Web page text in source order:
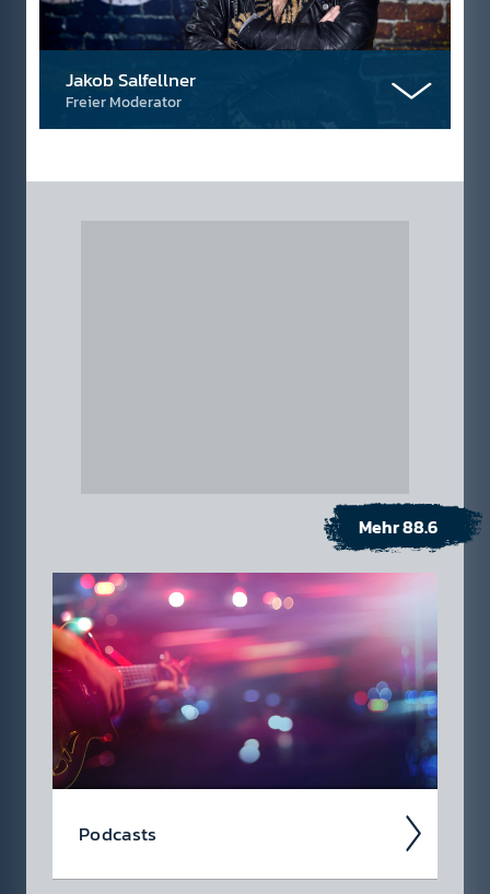
Jakob Salfellner
Freier Moderator
Mehr 88.6
Pod­casts